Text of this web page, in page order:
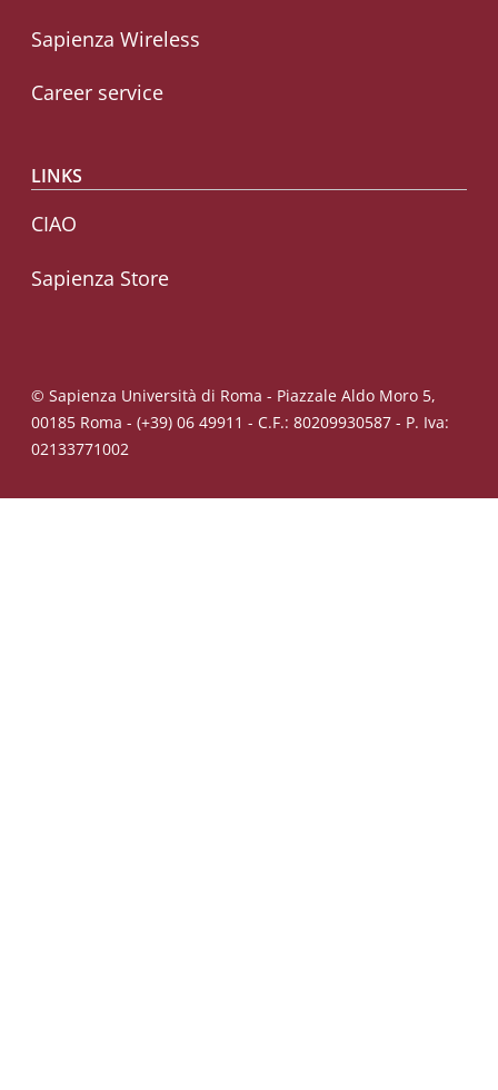
Sapienza Wireless
Career service
LINKS
CIAO
Sapienza Store
© Sapienza Università di Roma - Piazzale Aldo Moro 5,
00185 Roma - (+39) 06 49911 - C.F.: 80209930587 - P. Iva:
02133771002